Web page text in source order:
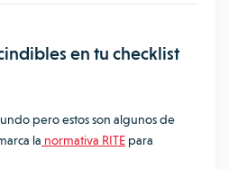
en tu checklist
pero estos son algunos de
la normativa RITE para